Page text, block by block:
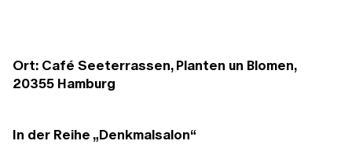
Ort: Café Seeterrassen, Planten un Blomen,
20355 Hamburg
In der Reihe „Denkmalsalon“